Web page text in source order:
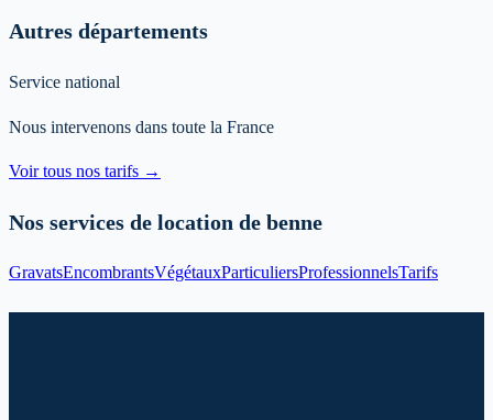
Autres départements
Service national
Nous intervenons dans toute la France
Voir tous nos tarifs →
Nos services de location de benne
GravatsEncombrantsVégétauxParticuliersProfessionnelsTarifs